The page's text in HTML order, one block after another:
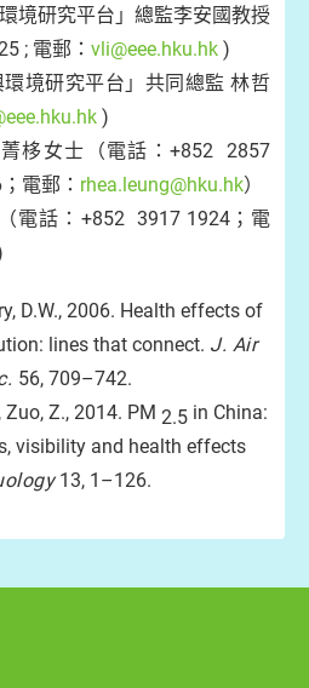
境研究平台」總監李安國教授
; 電郵： vli@eee.hku.hk )
環境研究平台」共同總監 林哲
)
栘女士（電話：+852 2857
電郵： rhea.leung@hku.hk）
電話：+852 3917 1924；電
D.W., 2006. Health effects of
lines that connect. J. Air
56, 709–742.
Zuo, Z., 2014. PM 2.5 in China:
visibility and health effects
13, 1–126.